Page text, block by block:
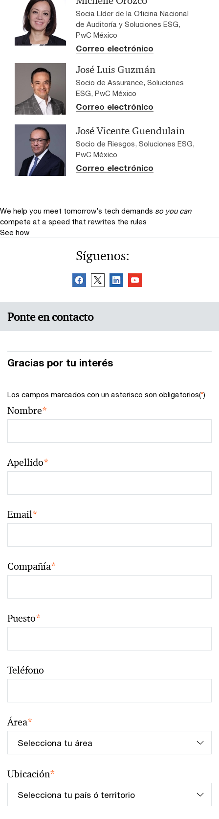
Socia Líder de la Oficina Nacional
de Auditoría y Soluciones ESG,
PwC México
Correo electrónico
José Luis Guzmán
Socio de Assurance, Soluciones
ESG, PwC México
Correo electrónico
José Vicente Guendulain
Socio de Riesgos, Soluciones ESG,
PwC México
Correo electrónico
We help you meet tomorrow’s tech demands so you can
compete at a speed that rewrites the rules
See how
Síguenos:
Ponte en contacto
Gracias por tu interés
Los campos marcados con un asterisco son obligatorios(*)
Nombre*
Apellido*
Email*
Compañía*
Puesto*
Teléfono
Área*
Ubicación*